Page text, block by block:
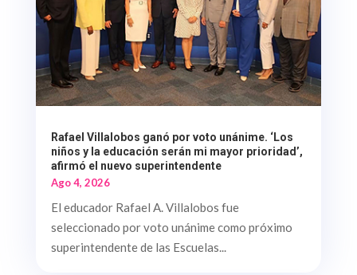
Rafael Villalobos ganó por voto unánime. ‘Los
niños y la educación serán mi mayor prioridad’,
afirmó el nuevo superintendente
Ago 4, 2026
El educador Rafael A. Villalobos fue
seleccionado por voto unánime como próximo
superintendente de las Escuelas...